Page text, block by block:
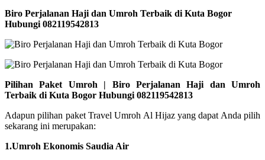
Biro Perjalanan Haji dan Umroh Terbaik di Kuta Bogor
Hubungi 082119542813
Pilihan Paket Umroh | Biro Perjalanan Haji dan Umroh
Terbaik di Kuta Bogor Hubungi 082119542813
Adapun pilihan paket Travel Umroh Al Hijaz yang dapat Anda pilih
sekarang ini merupakan:
1.Umroh Ekonomis Saudia Air